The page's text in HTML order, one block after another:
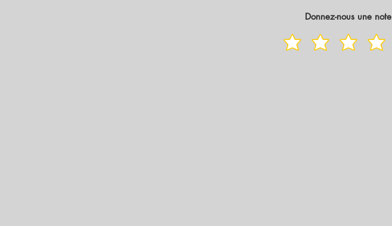
Donnez-nous une note